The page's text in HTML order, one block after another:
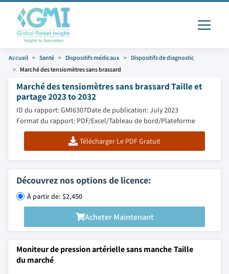
Accueil Santé Dispositifs médicaux
Dispositifs de diagnostic
Marché des tensiomètres sans brassard
Marché des tensiomètres sans brassard Taille et
partage 2023 to 2032
ID du rapport: GMI6307Date de publication: July 2023
Format du rapport: PDF/Excel/Tableau de bord/Plateforme
Télécharger Le PDF Gratuit
Découvrez nos options de licence:
À partir de: $2,450
Acheter Maintenant
Moniteur de pression artérielle sans manche Taille
du marché